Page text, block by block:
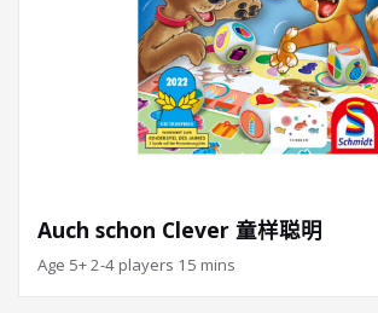
Auch schon Clever 童样聪明
Age 5+ 2-4 players 15 mins